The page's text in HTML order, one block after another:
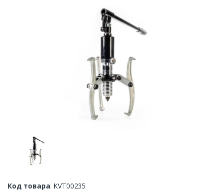
Код товара: KVT00235